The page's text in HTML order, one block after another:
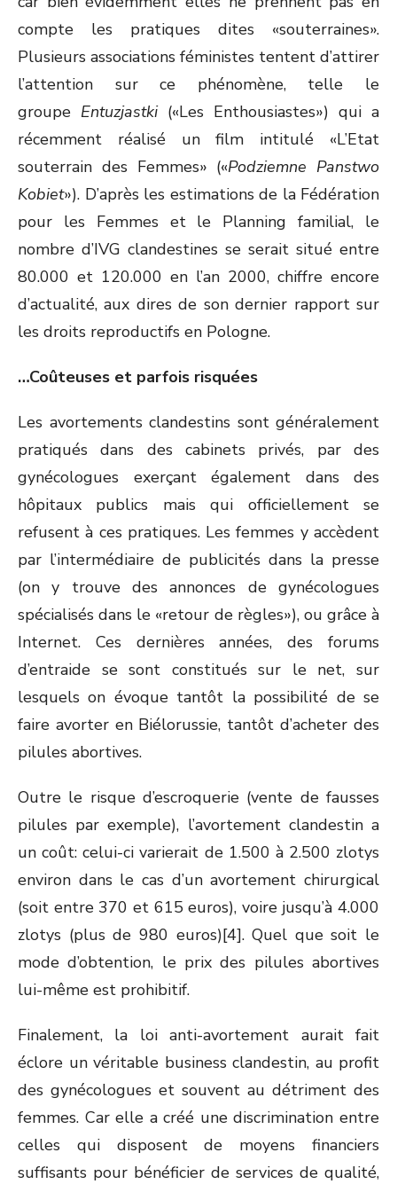
compte les pratiques dites «souterraines».
Plusieurs associations féministes tentent d’attirer
l’attention sur ce phénomène, telle le
groupe Entuzjastki(«Les Enthousiastes») qui a
récemment réalisé un film intitulé «L’Etat
souterrain des Femmes» («Podziemne Panstwo
Kobiet»). D’après les estimations de la Fédération
pour les Femmes et le Planning familial, le
nombre d’IVG clandestines se serait situé entre
80.000 et 120.000 en l’an 2000, chiffre encore
d’actualité, aux dires de son dernier rapport sur
les droits reproductifs en Pologne.
…Coûteuses et parfois risquées
Les avortements clandestins sont généralement
pratiqués dans des cabinets privés, par des
gynécologues exerçant également dans des
hôpitaux publics mais qui officiellement se
refusent à ces pratiques. Les femmes y accèdent
par l’intermédiaire de publicités dans la presse
(on y trouve des annonces de gynécologues
spécialisés dans le «retour de règles»), ou grâce à
Internet. Ces dernières années, des forums
d’entraide se sont constitués sur le net, sur
lesquels on évoque tantôt la possibilité de se
faire avorter en Biélorussie, tantôt d’acheter des
pilules abortives.
Outre le risque d’escroquerie (vente de fausses
pilules par exemple), l’avortement clandestin a
un coût: celui-ci varierait de 1.500 à 2.500 zlotys
environ dans le cas d’un avortement chirurgical
(soit entre 370 et 615 euros), voire jusqu’à 4.000
zlotys (plus de 980 euros)[4]. Quel que soit le
mode d’obtention, le prix des pilules abortives
lui-même est prohibitif.
Finalement, la loi anti-avortement aurait fait
éclore un véritable business clandestin, au profit
des gynécologues et souvent au détriment des
femmes. Car elle a créé une discrimination entre
celles qui disposent de moyens financiers
suffisants pour bénéficier de services de qualité,